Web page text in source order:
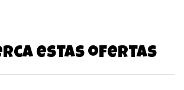
estas ofertas